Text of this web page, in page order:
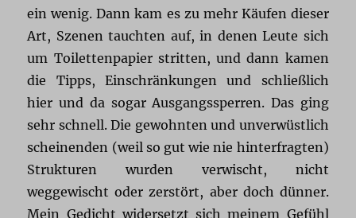
ein wenig. Dann kam es zu mehr Käufen dieser
Art, Szenen tauchten auf, in denen Leute sich
um Toilettenpapier stritten, und dann kamen
die Tipps, Einschränkungen und schließlich
hier und da sogar Ausgangssperren. Das ging
sehr schnell. Die gewohnten und unverwüstlich
scheinenden (weil so gut wie nie hinterfragten)
Strukturen wurden verwischt, nicht
weggewischt oder zerstört, aber doch dünner.
Mein Gedicht widersetzt sich meinem Gefühl